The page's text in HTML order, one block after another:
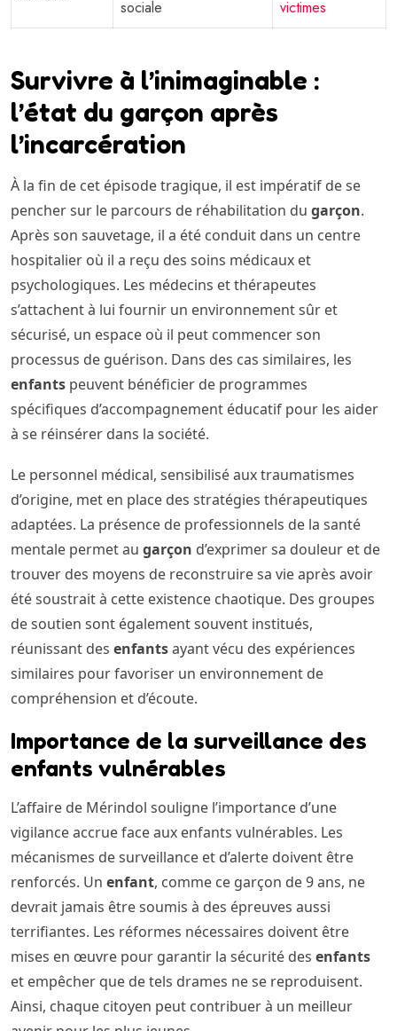
sociale
victimes
Survivre à l’inimaginable :
l’état du garçon après
l’incarcération
À la fin de cet épisode tragique, il est impératif de se
pencher sur le parcours de réhabilitation du garçon.
Après son sauvetage, il a été conduit dans un centre
hospitalier où il a reçu des soins médicaux et
psychologiques. Les médecins et thérapeutes
s’attachent à lui fournir un environnement sûr et
sécurisé, un espace où il peut commencer son
processus de guérison. Dans des cas similaires, les
enfants peuvent bénéficier de programmes
spécifiques d’accompagnement éducatif pour les aider
à se réinsérer dans la société.
Le personnel médical, sensibilisé aux traumatismes
d’origine, met en place des stratégies thérapeutiques
adaptées. La présence de professionnels de la santé
mentale permet au garçon d’exprimer sa douleur et de
trouver des moyens de reconstruire sa vie après avoir
été soustrait à cette existence chaotique. Des groupes
de soutien sont également souvent institués,
réunissant des enfantsayant vécu des expériences
similaires pour favoriser un environnement de
compréhension et d’écoute.
Importance de la surveillance des
enfants vulnérables
L’affaire de Mérindol souligne l’importance d’une
vigilance accrue face aux enfants vulnérables. Les
mécanismes de surveillance et d’alerte doivent être
renforcés. Un enfant, comme ce garçon de 9 ans, ne
devrait jamais être soumis à des épreuves aussi
terrifiantes. Les réformes nécessaires doivent être
mises en œuvre pour garantir la sécurité des enfants
et empêcher que de tels drames ne se reproduisent.
Ainsi, chaque citoyen peut contribuer à un meilleur